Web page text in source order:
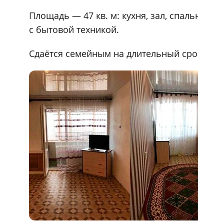
Площадь — 47 кв. м: кухня, зал,
с бытовой техникой.
Сдаётся семейным на длительный